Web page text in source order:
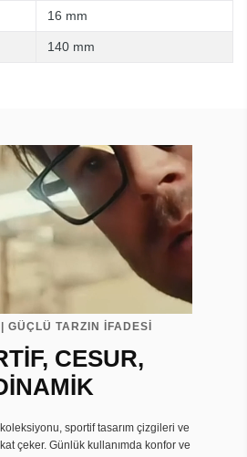
16 mm
140 mm
GÜÇLÜ TARZIN İFADESİ
CESUR,
sportif tasarım çizgileri ve
çeker. Günlük kullanımda konfor ve